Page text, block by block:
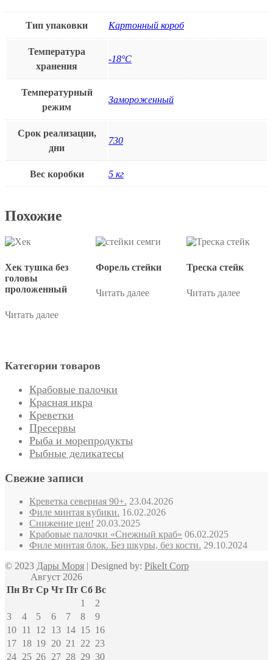
Тип упаковки Картонный короб
Температура
хранения
-18°С
Температурный
режим
Замороженный
Срок реализации,
дни
730
Вес коробки 5 кг
Похожие
Хек тушка без
головы
проложенный
Читать далее
Форель стейки
Читать далее
Треска стейк
Читать далее
Категории товаров
Крабовые палочки
Красная икра
Креветки
Пресервы
Рыба и морепродукты
Рыбные деликатесы
Свежие записи
Креветка северная 90+. 23.04.2026
Филе минтая кубики. 16.02.2026
Снижение цен! 20.03.2025
Крабовые палочки «Снежный краб» 06.02.2025
Филе минтая блок. Без шкуры, без кости. 29.10.2024
© 2023 Дары Моря | Designed by: PikeIt Corp
Август 2026
Пн Вт Ср Чт Пт Сб Вс
1
2
3
4 5 6 7 8
9
10 11 12 13 14 15 16
17 18 19 20 21 22 23
24 25 26 27 28 29 30